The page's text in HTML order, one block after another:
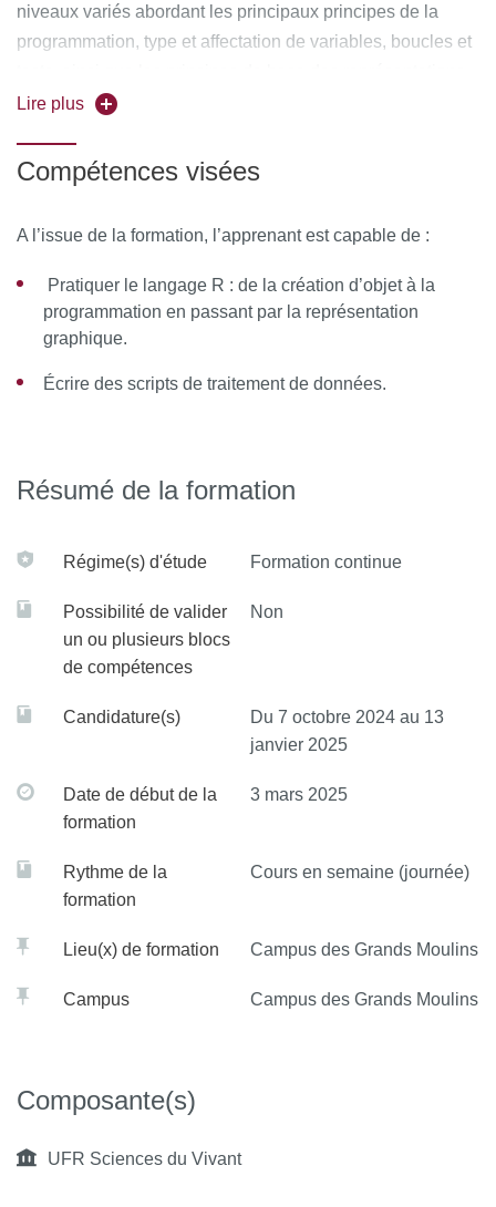
niveaux variés abordant les principaux principes de la
programmation, type et affectation de variables, boucles et
graphiques.
statistiques mais une initiation au langage R.
Lire plus
Compétences visées
A l’issue de la formation, l’apprenant est capable de :
Pratiquer le langage R : de la création d’objet à la
programmation en passant par la représentation
graphique.
Écrire des scripts de traitement de données.
Résumé de la formation
Régime(s) d'étude Formation continue
Possibilité de valider
un ou plusieurs blocs
de compétences
Non
Candidature(s)
Du 7 octobre 2024 au 13
janvier 2025
Date de début de la
formation
3 mars 2025
Rythme de la
formation
Cours en semaine (journée)
Lieu(x) de formation Campus des Grands Moulins
Campus Campus des Grands Moulins
Composante(s)
UFR Sciences du Vivant